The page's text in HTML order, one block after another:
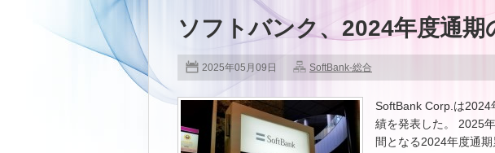
ソフトバンク、2024年度通期
2025年05月09日 SoftBank-総合
SoftBank Corp.は
績を発表した。 2025
間となる2024年度通